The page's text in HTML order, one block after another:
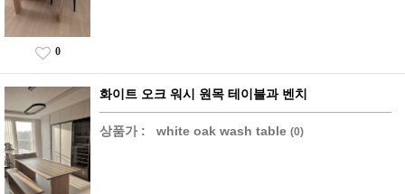
0
화이트 오크 워시 원목 테이블과 벤치
상품가 : white oak wash table (0)